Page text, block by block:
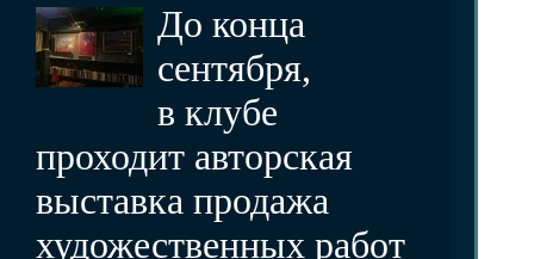
До конца
сентября,
в клубе
проходит авторская
выставка продажа
художественных работ